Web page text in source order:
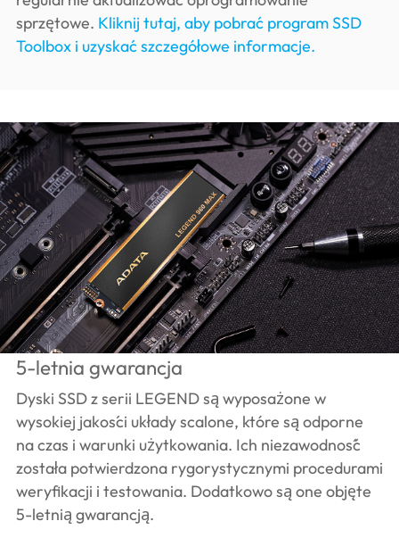
sprzętowe. Kliknij tutaj, aby pobrać program SSD
Toolbox i uzyskać szczegółowe informacje.
5-letnia gwarancja
Dyski SSD z serii LEGEND są wyposażone w
wysokiej jakości układy scalone, które są odporne
na czas i warunki użytkowania. Ich niezawodność
została potwierdzona rygorystycznymi procedurami
weryfikacji i testowania. Dodatkowo są one objęte
5-letnią gwarancją.